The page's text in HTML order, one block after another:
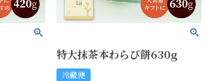
特大抹茶本わらび餅630g
冷蔵便